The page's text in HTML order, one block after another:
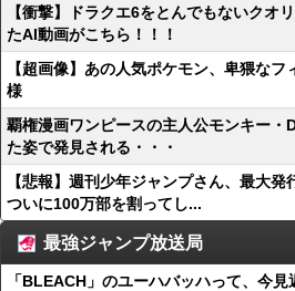
【衝撃】ドラクエ6をとんでもないクオ
たAI動画がこちら！！！
【超画像】あの人気ポケモン、卑猥な
様
覇権漫画ワンピースの主人公モンキー・
た姿で発見される・・・
【悲報】週刊少年ジャンプさん、最大
ついに100万部を割ってし...
最強ジャンプ放送局
「BLEACH」のユーハバッハって、今